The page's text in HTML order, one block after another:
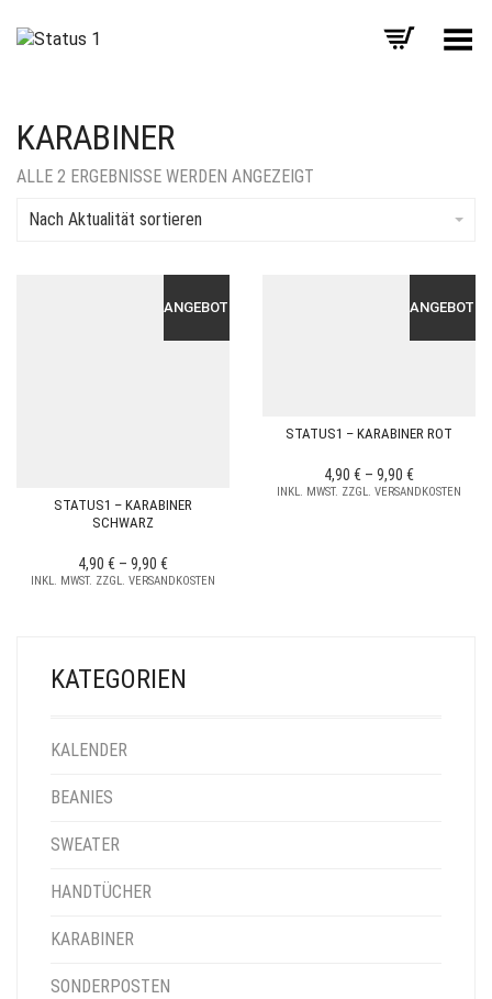
Menü umschalten
KARABINER
ALLE 2 ERGEBNISSE WERDEN ANGEZEIGT
Nach Aktualität sortieren
ANGEBOT!
STATUS1 – KARABINER
SCHWARZ
4,90 € – 9,90 €
INKL. MWST. ZZGL. VERSANDKOSTEN
ANGEBOT!
STATUS1 – KARABINER ROT
4,90 € – 9,90 €
INKL. MWST. ZZGL. VERSANDKOSTEN
KATEGORIEN
KALENDER
BEANIES
SWEATER
HANDTÜCHER
KARABINER
SONDERPOSTEN